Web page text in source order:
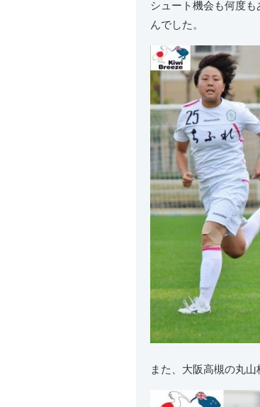
シュート機会も何度
んでした。
また、大阪高槻の丸